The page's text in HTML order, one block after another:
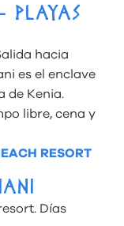
PLAYAS
hacia
es el enclave
de Kenia.
libre, cena y
RESORT
Días